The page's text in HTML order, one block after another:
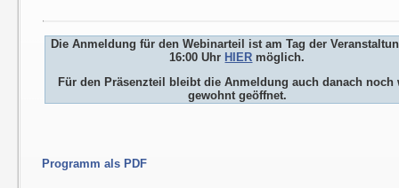
Die Anmeldung für den Webinarteil ist am Tag der
16:00 Uhr HIER möglich.
Für den Präsenzteil bleibt die Anmeldung auch danach noch
gewohnt geöffnet.
Programm als PDF